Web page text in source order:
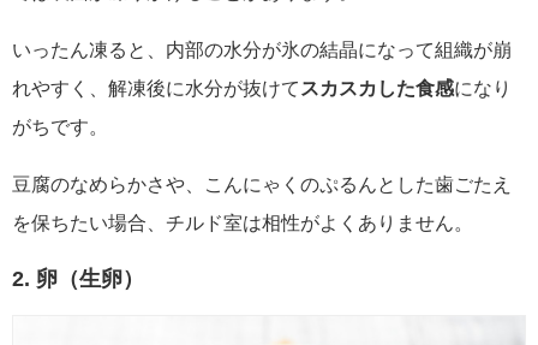
いったん凍ると、内部の水分が氷の結晶になって組織が崩
れやすく、解凍後に水分が抜けて スカスカした食感になり
がちです。
豆腐のなめらかさや、こんにゃくのぷるんとした歯ごたえ
を保ちたい場合、チルド室は相性がよくありません。
2. 卵（生卵）